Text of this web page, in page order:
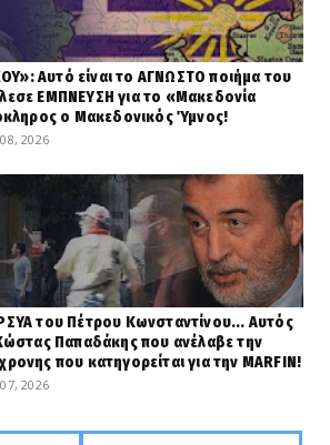
Αυτό είναι το ΑΓΝΩΣΤΟ ποιήμα του
ΕΜΠΝΕΥΣΗ για το «Μακεδονία
ο Μακεδονικός Ύμνος!
2026
του Πέτρου Κωνσταντίνου... Αυτός
Παπαδάκης που ανέλαβε την
που κατηγορείται για την MARFIN!
2026